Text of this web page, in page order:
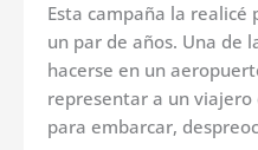
Esta campaña la realicé
un par de años. Una de
hacerse en un
representar a un
para embarcar,